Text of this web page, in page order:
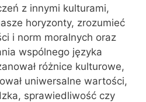
z innymi kulturami,
horyzonty, zrozumieć
i norm moralnych oraz
wspólnego języka
różnice kulturowe,
uniwersalne wartości,
sprawiedliwość czy